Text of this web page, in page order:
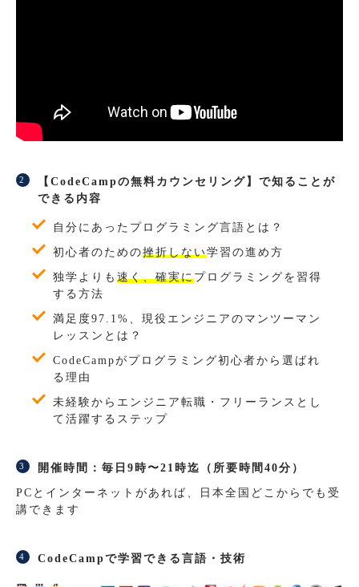
【CodeCampの無料カウンセリング】で知ることが
できる内容
自分にあったプログラミング言語とは？
初心者のための挫折しない学習の進め方
独学よりも 速く、確実にプログラミングを習得
する方法
満足度97.1%、現役エンジニアのマンツーマン
レッスンとは？
CodeCampがプログラミング初心者から選ばれ
る理由
未経験からエンジニア転職・フリーランスとし
て活躍するステップ
開催時間：毎日9時〜21時迄（所要時間40分）
PCとインターネットがあれば、日本全国どこからでも受
講できます
CodeCampで学習できる言語・技術